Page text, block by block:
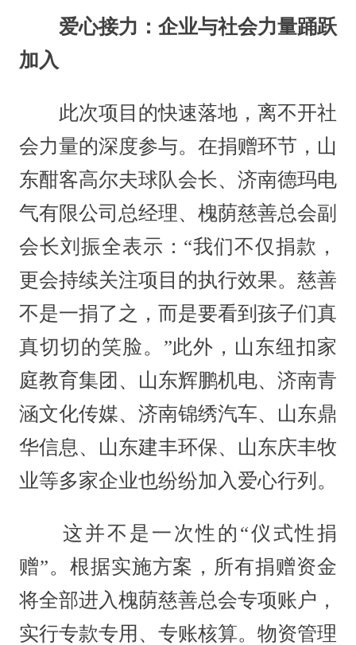
爱心接力：企业与社会力量踊跃
加入
此次项目的快速落地，离不开社
会力量的深度参与。在捐赠环节，山
东酣客高尔夫球队会长、济南德玛电
气有限公司总经理、槐荫慈善总会副
会长刘振全表示：“我们不仅捐款，
更会持续关注项目的执行效果。慈善
不是一捐了之，而是要看到孩子们真
真切切的笑脸。”此外，山东纽扣家
庭教育集团、山东辉鹏机电、济南青
涵文化传媒、济南锦绣汽车、山东鼎
华信息、山东建丰环保、山东庆丰牧
业等多家企业也纷纷加入爱心行列。
这并不是一次性的“仪式性捐
赠”。根据实施方案，所有捐赠资金
将全部进入槐荫慈善总会专项账户，
实行专款专用、专账核算。物资管理